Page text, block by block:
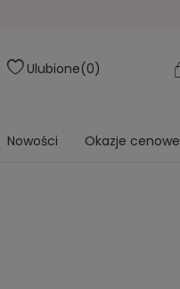
Ulubione 0
Nowości Okazje cenowe